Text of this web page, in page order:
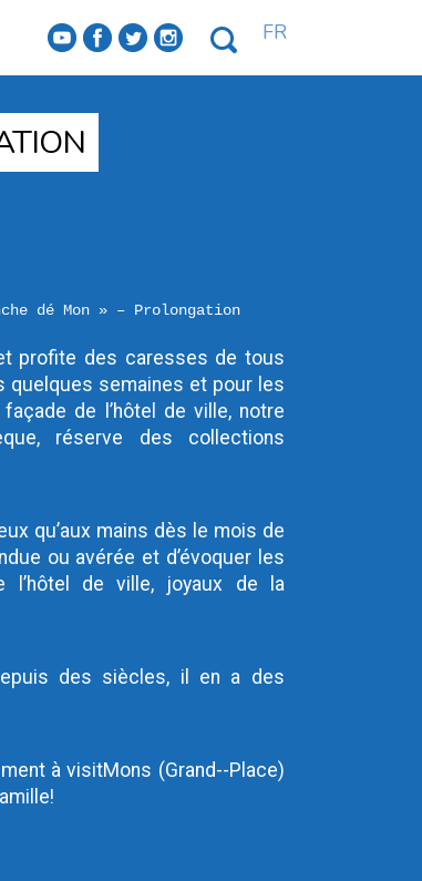
f a b e FR
dé Mon » – Prolongation
et profite des caresses de tous
quelques semaines et pour les
de l’hôtel de ville, notre
réserve des collections
qu’aux mains dès le mois de
ou avérée et d’évoquer les
l’hôtel de ville, joyaux de la
des siècles, il en a des
à visitMons (Grand--Place)